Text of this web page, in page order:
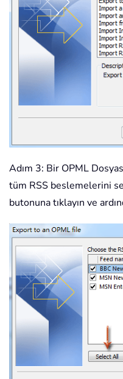
Adım 3: Bir OPML
tüm RSS beslemelerini
butonuna tıklayın ve